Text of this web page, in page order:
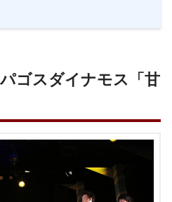
ゴスダイナモス「甘